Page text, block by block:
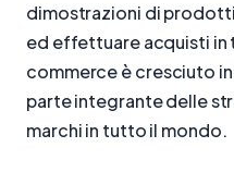
dimostrazioni di
ed effettuare acquisti in
commerce è cresciuto
parte integrante delle
marchi in tutto il mondo.